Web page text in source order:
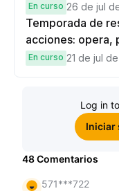
En curso 26 de jul
Temporada de
acciones: opera,
una Cybertruck.
En curso 21 de jul
Log in
Iniciar
48Comentarios
571***722